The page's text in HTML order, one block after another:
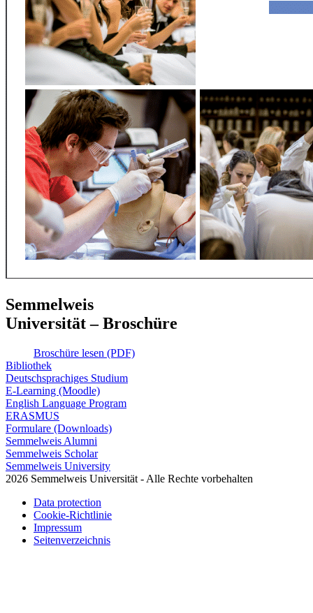
Semmelweis
Universität – Broschüre
Broschüre lesen (PDF)
Bibliothek
Deutschsprachiges Studium
E-Learning (Moodle)
English Language Program
ERASMUS
Formulare (Downloads)
Semmelweis Alumni
Semmelweis Scholar
Semmelweis University
2026 Semmelweis Universität - Alle Rechte vorbehalten
Data protection
Cookie-Richtlinie
Impressum
Seitenverzeichnis